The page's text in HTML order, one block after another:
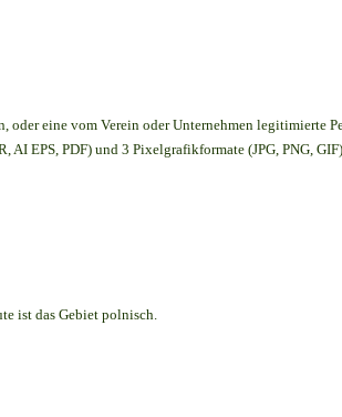
oder eine vom Verein oder Unternehmen legitimierte
EPS, PDF) und 3 Pixelgrafikformate (JPG, PNG,
ist das Gebiet polnisch.